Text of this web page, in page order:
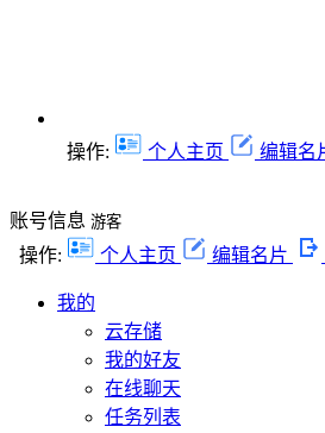
操作: 个人主页 编辑名
账号信息 游客
操作: 个人主页 编辑名片
我的
云存储
我的好友
在线聊天
任务列表